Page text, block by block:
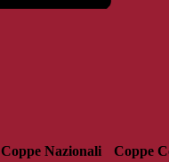
Coppe Nazionali
Coppe